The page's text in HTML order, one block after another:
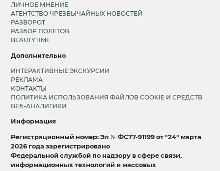
ЛИЧНОЕ МНЕНИЕ
АГЕНТСТВО ЧРЕЗВЫЧАЙНЫХ НОВОСТЕЙ
РАЗВОРОТ
РАЗБОР ПОЛЕТОВ
BEAUTYTIME
Дополнительно
ИНТЕРАКТИВНЫЕ ЭКСКУРСИИ
РЕКЛАМА
КОНТАКТЫ
ПОЛИТИКА ИСПОЛЬЗОВАНИЯ ФАЙЛОВ COOKIE И СРЕДСТВ
ВЕБ-АНАЛИТИКИ
Информация
Регистрационный номер: Эл № ФС77-91199 от "24" марта
2026 года зарегистрировано
Федеральной службой по надзору в сфере связи,
информационных технологий и массовых